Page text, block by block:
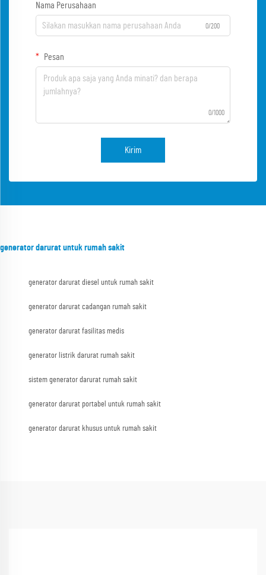
Nama Perusahaan
0/200
Pesan
0/1000
Kirim
generator darurat untuk rumah sakit
generator darurat diesel untuk rumah sakit
generator darurat cadangan rumah sakit
generator darurat fasilitas medis
generator listrik darurat rumah sakit
sistem generator darurat rumah sakit
generator darurat portabel untuk rumah sakit
generator darurat khusus untuk rumah sakit